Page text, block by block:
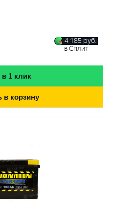
4 185 руб.
в Сплит
в 1 клик
в корзину